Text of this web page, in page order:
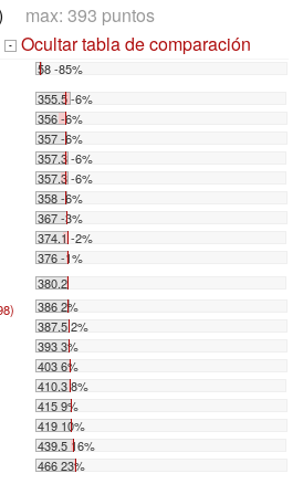
max: 393 puntos
- Ocultar tabla de comparación
58 -85%
355.5 -6%
356 -6%
357 -6%
357.3 -6%
357.3 -6%
358 -6%
367 -3%
374.1 -2%
376 -1%
380.2
386 2%
387.5 2%
393 3%
403 6%
410.3 8%
415 9%
419 10%
439.5 16%
466 23%